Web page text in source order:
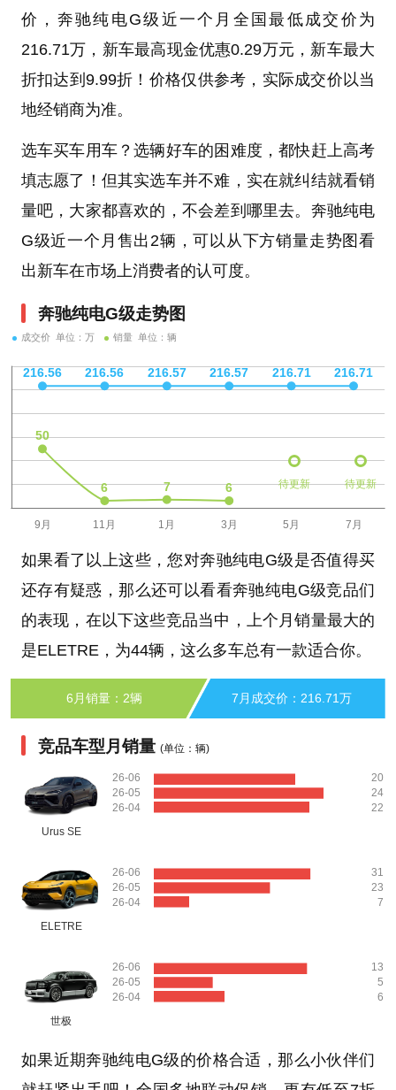
价，奔驰纯电G级近一个月全国最低成交价为
216.71万，新车最高现金优惠0.29万元，新车最大
折扣达到9.99折！价格仅供参考，实际成交价以当
地经销商为准。
选车买车用车？选辆好车的困难度，都快赶上高考
填志愿了！但其实选车并不难，实在就纠结就看销
量吧，大家都喜欢的，不会差到哪里去。奔驰纯电
G级近一个月售出2辆，可以从下方销量走势图看
出新车在市场上消费者的认可度。
奔驰纯电G级走势图
成交价 单位：万 销量 单位：辆
待更新 待更新
如果看了以上这些，您对奔驰纯电G级是否值得买
还存有疑惑，那么还可以看看奔驰纯电G级竞品们
的表现，在以下这些竞品当中，上个月销量最大的
是ELETRE，为44辆，这么多车总有一款适合你。
6月销量：2辆 7月成交价：216.71万
竞品车型月销量 (单位：辆)
Urus SE
26-06
26-05
26-04
20
24
22
ELETRE
26-06
26-05
26-04
31
23
7
世极
26-06
26-05
26-04
13
5
6
如果近期奔驰纯电G级的价格合适，那么小伙伴们